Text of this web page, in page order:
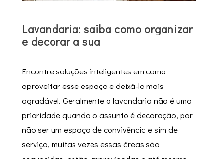
Lavandaria: saiba como organizar
e decorar a sua
Encontre soluções inteligentes em como
aproveitar esse espaço e deixá-lo mais
agradável. Geralmente a lavandaria não é uma
prioridade quando o assunto é decoração, por
não ser um espaço de convivência e sim de
serviço, muitas vezes essas áreas são